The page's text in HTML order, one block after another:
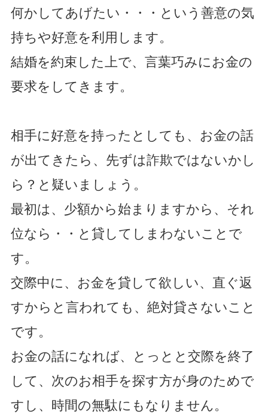
何かしてあげたい・・・という善意の気
持ちや好意を利用します。
結婚を約束した上で、言葉巧みにお金の
要求をしてきます。
相手に好意を持ったとしても、お金の話
が出てきたら、先ずは詐欺ではないかし
ら？と疑いましょう。
最初は、少額から始まりますから、それ
位なら・・と貸してしまわないことで
す。
交際中に、お金を貸して欲しい、直ぐ返
すからと言われても、絶対貸さないこと
です。
お金の話になれば、とっとと交際を終了
して、次のお相手を探す方が身のためで
すし、時間の無駄にもなりません。